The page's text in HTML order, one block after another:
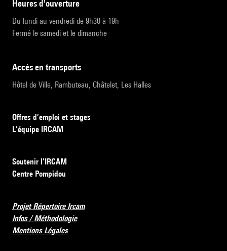
heures d'ouverture
Du lundi au vendredi de 9h30 à 19h
Fermé le samedi et le dimanche
accès en transports
Hôtel de Ville, Rambuteau, Châtelet, Les Halles
Offres d’emploi et stages
L’équipe IRCAM
Soutenir l’IRCAM
Centre Pompidou
Projet Répertoire Ircam
Infos / Méthodologie
Mentions Légales